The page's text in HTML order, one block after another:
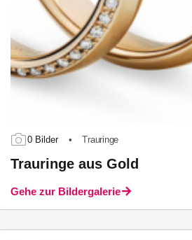
0 Bilder • Trauringe
Trauringe aus Gold
Gehe zur Bildergalerie